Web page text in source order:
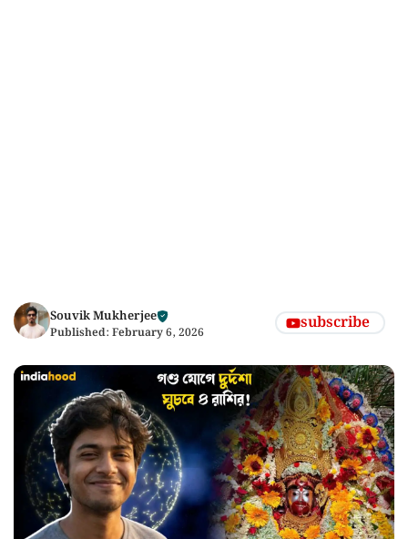
Souvik Mukherjee
Published: February 6, 2026 subscribe